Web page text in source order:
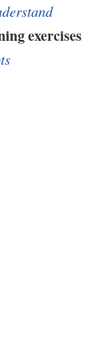
exercises